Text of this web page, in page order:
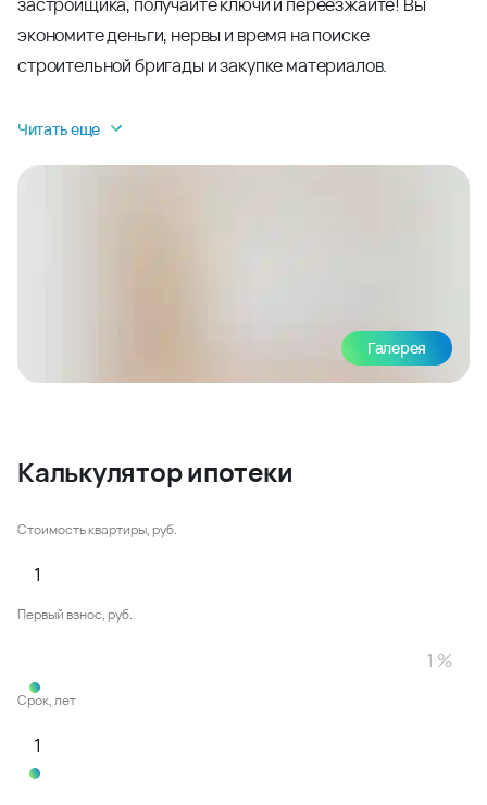
экономите деньги, нервы и время на поиске
строительной бригады и закупке материалов.
Читать еще
Галерея
Калькулятор ипотеки
Стоимость квартиры, руб.
Первый взнос, руб.
Срок, лет